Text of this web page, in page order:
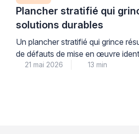
Plancher stratifié qui
solutions durables
Un plancher stratifié qui grince
de défauts de mise en œuvre
corrigeables : joint de dilatation
21 mai 2026 13 min